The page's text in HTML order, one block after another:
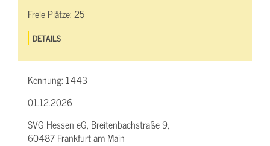
Freie Plätze:25
DETAILS
Kennung: 1443
01.12.2026
SVG Hessen eG, Breitenbachstraße 9,
60487 Frankfurt am Main